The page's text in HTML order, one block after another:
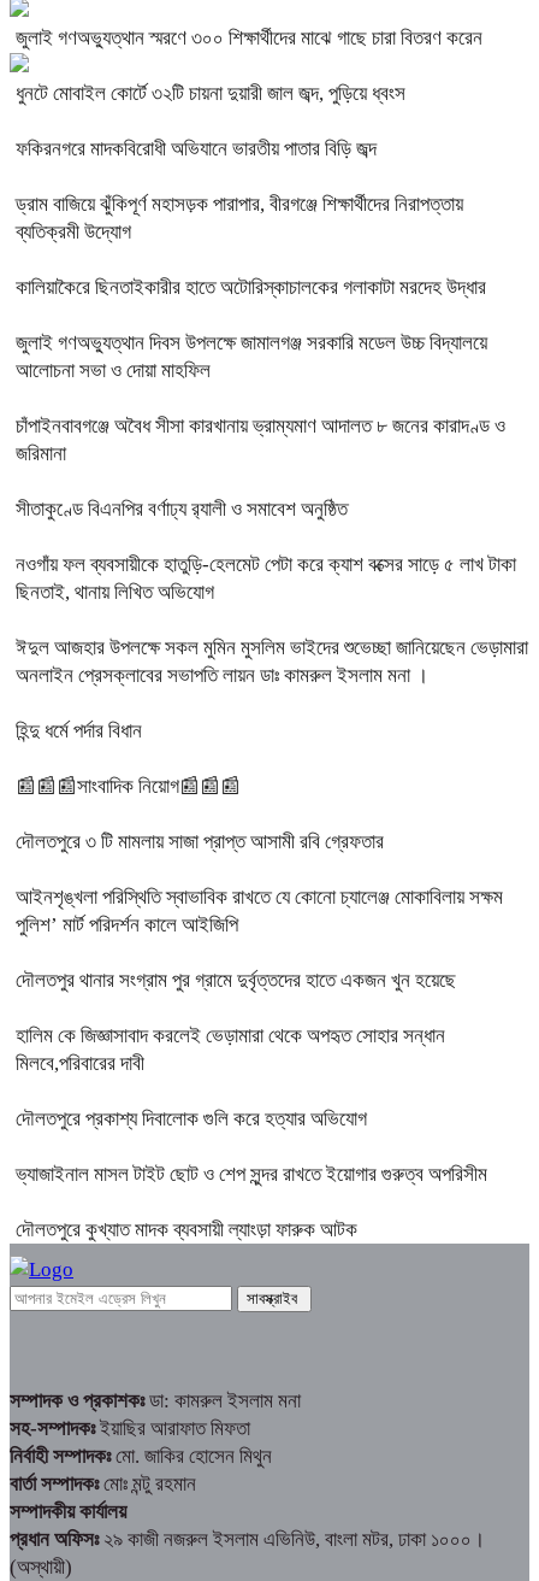
জুলাই গণঅভ্যুত্থান স্মরণে ৩০০ শিক্ষার্থীদের মাঝে গাছে চারা বিতরণ করেন
ধুনটে মোবাইল কোর্টে ৩২টি চায়না দুয়ারী জাল জব্দ, পুড়িয়ে ধ্বংস
ফকিরনগরে মাদকবিরোধী অভিযানে ভারতীয় পাতার বিড়ি জব্দ
ড্রাম বাজিয়ে ঝুঁকিপূর্ণ মহাসড়ক পারাপার, বীরগঞ্জে শিক্ষার্থীদের নিরাপত্তায়
ব্যতিক্রমী উদ্যোগ
কালিয়াকৈরে ছিনতাইকারীর হাতে অটোরিস্কাচালকের গলাকাটা মরদেহ উদ্ধার
জুলাই গণঅভ্যুত্থান দিবস উপলক্ষে জামালগঞ্জ সরকারি মডেল উচ্চ বিদ্যালয়ে
আলোচনা সভা ও দোয়া মাহফিল
চাঁপাইনবাবগঞ্জে অবৈধ সীসা কারখানায় ভ্রাম্যমাণ আদালত ৮ জনের কারাদণ্ড ও
জরিমানা
সীতাকুণ্ডে বিএনপির বর্ণাঢ্য র‍্যালী ও সমাবেশ অনুষ্ঠিত
নওগাঁয় ফল ব্যবসায়ীকে হাতুড়ি-হেলমেট পেটা করে ক্যাশ বক্সের সাড়ে ৫ লাখ টাকা
ছিনতাই, থানায় লিখিত অভিযোগ
ঈদুল আজহার উপলক্ষে সকল মুমিন মুসলিম ভাইদের শুভেচ্ছা জানিয়েছেন ভেড়ামারা
অনলাইন প্রেসক্লাবের সভাপতি লায়ন ডাঃ কামরুল ইসলাম মনা ।
হিন্দু ধর্মে পর্দার বিধান
📰📰📰সাংবাদিক নিয়োগ📰📰📰
দৌলতপুরে ৩ টি মামলায় সাজা প্রাপ্ত আসামী রবি গ্রেফতার
আইনশৃঙ্খলা পরিস্থিতি স্বাভাবিক রাখতে যে কোনো চ্যালেঞ্জ মোকাবিলায় সক্ষম
পুলিশ’ মার্ট পরিদর্শন কালে আইজিপি
দৌলতপুর থানার সংগ্রাম পুর গ্রামে দুর্বৃত্তদের হাতে একজন খুন হয়েছে
হালিম কে জিজ্ঞাসাবাদ করলেই ভেড়ামারা থেকে অপহৃত সোহার সন্ধান
মিলবে,পরিবারের দাবী
দৌলতপুরে প্রকাশ্য দিবালোক গুলি করে হত্যার অভিযোগ
ভ্যাজাইনাল মাসল টাইট ছোট ও শেপ সুন্দর রাখতে ইয়োগার গুরুত্ব অপরিসীম
দৌলতপুরে কুখ্যাত মাদক ব্যবসায়ী ল্যাংড়া ফারুক আটক
সম্পাদক ও প্রকাশকঃডা: কামরুল ইসলাম মনা
সহ-সম্পাদকঃইয়াছির আরাফাত মিফতা
নির্বাহী সম্পাদকঃমো. জাকির হোসেন মিথুন
বার্তা সম্পাদকঃমোঃ মন্টু রহমান
সম্পাদকীয় কার্যালয়
প্রধান অফিসঃ২৯ কাজী নজরুল ইসলাম এভিনিউ, বাংলা মটর, ঢাকা ১০০০।
(অস্থায়ী)